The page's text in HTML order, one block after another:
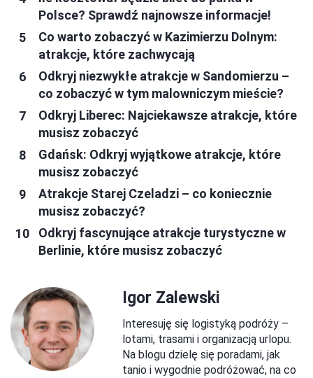
Polsce? Sprawdź najnowsze informacje!
Co warto zobaczyć w Kazimierzu Dolnym:
atrakcje, które zachwycają
Odkryj niezwykłe atrakcje w Sandomierzu –
co zobaczyć w tym malowniczym mieście?
Odkryj Liberec: Najciekawsze atrakcje, które
musisz zobaczyć
Gdańsk: Odkryj wyjątkowe atrakcje, które
musisz zobaczyć
Atrakcje Starej Czeladzi – co koniecznie
musisz zobaczyć?
Odkryj fascynujące atrakcje turystyczne w
Berlinie, które musisz zobaczyć
Igor Zalewski
Interesuję się logistyką podróży –
lotami, trasami i organizacją urlopu.
Na blogu dzielę się poradami, jak
tanio i wygodnie podróżować, na co